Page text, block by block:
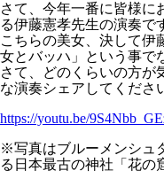
さて、今年一番に皆様に
る伊藤憲孝先生の演奏で
こちらの美女、決して伊
女とバッハ」という事で
さて、どのくらいの方が
な演奏シェアしてくださ
https://youtu.be/
※写真はブルーメンシュ
る日本最古の神社「花の